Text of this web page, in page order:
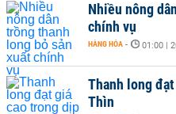
Nhiều nông
chính vụ
HÀNG HÓA - 01:00 |
Thanh long
Thìn